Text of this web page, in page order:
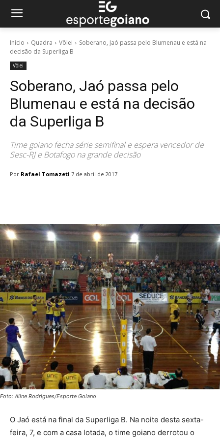
Início Quadra Vôlei
Soberano, Jaó passa pelo Blumenau e está na
decisão da Superliga B
Vôlei
Soberano, Jaó passa pelo
Blumenau e está na decisão
da Superliga B
Time goiano fecha série semifinal e espera vencedor de
Sesc-RJ e Botafogo na grande decisão
Por Rafael Tomazeti 7 de abril de 2017
Foto: Aline Rodrigues/Esporte Goiano
O Jaó está na final da Superliga B. Na noite desta sexta-
feira, 7, e com a casa lotada, o time goiano derrotou o